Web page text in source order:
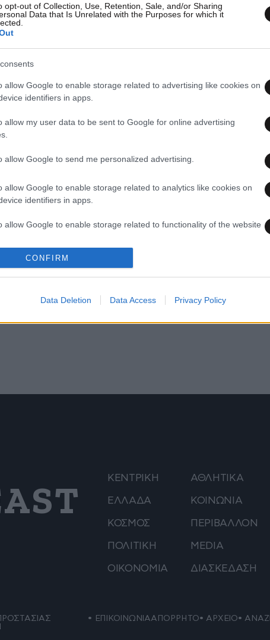
opt-out of Collection, Use, Retention, Sale, and/or Sharing
Data that Is Unrelated with the Purposes for which it
allow Google to enable storage related to advertising like cookies on
identifiers in apps.
allow my user data to be sent to Google for online advertising
allow Google to send me personalized advertising.
allow Google to enable storage related to analytics like cookies on
identifiers in apps.
allow Google to enable storage related to functionality of the website
allow Google to enable storage related to personalization.
functionality and fraud prevention, and other user protection.
CONFIRM
Data Deletion Data Access Privacy Policy
25·02·2015 12:11
Κλειστοί δρόμοι λόγω υπερχείλισης
του Γαλλικού ποταμού στη
στο
Υπερχείλισε ο Γαλλικός Ποταμός
ΚΕΝΤΡΙΚΗ
ΕΛΛΑΔΑ
ΚΟΣΜΟΣ
ΠΟΛΙΤΙΚΗ
ΟΙΚΟΝΟΜΙΑ
ΑΘΛΗΤΙΚΑ
ΚΟΙΝΩΝΙΑ
ΠΕΡΙΒΑΛΛΟΝ
MEDIA
ΔΙΑΣΚΕΔΑΣΗ
ΕΠΙΚΟΙΝΩΝΙΑΑΠΟΡΡΗΤΟ ΑΡΧΕΙΟ